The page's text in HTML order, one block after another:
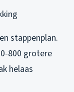
stappenplan.
800 grotere
helaas